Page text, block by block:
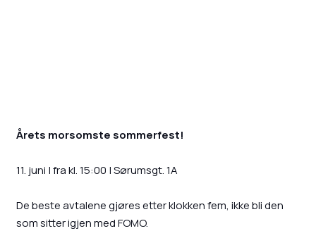
Årets morsomste sommerfest!
11. juni | fra kl. 15:00 | Sørumsgt. 1A
De beste avtalene gjøres etter klokken fem, ikke bli den
som sitter igjen med FOMO.